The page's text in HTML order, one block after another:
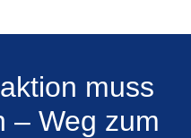
muss
– Weg zum